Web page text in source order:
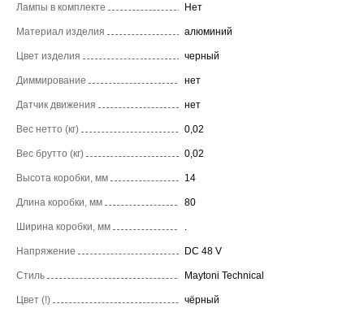
Лампы в комплекте Нет
Материал изделия алюминий
Цвет изделия черный
Диммирование нет
Датчик движения нет
Вес нетто (кг) 0,02
Вес брутто (кг) 0,02
Высота коробки, мм 14
Длина коробки, мм 80
Ширина коробки, мм
Напряжение DC 48 V
Стиль Maytoni Technical
Цвет (!) чёрный